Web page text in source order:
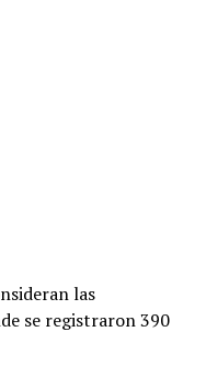
las
se registraron 390